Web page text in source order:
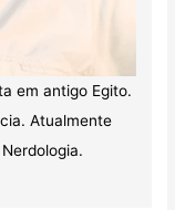
em antigo Egito.
Atualmente